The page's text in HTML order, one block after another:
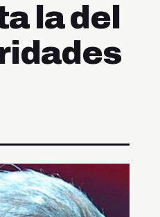
la del